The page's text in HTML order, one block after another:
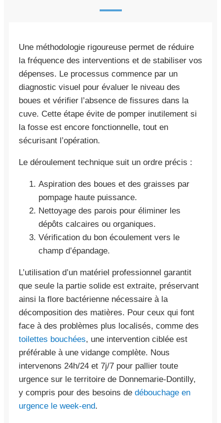
Une méthodologie rigoureuse permet de réduire
la fréquence des interventions et de stabiliser vos
dépenses. Le processus commence par un
diagnostic visuel pour évaluer le niveau des
boues et vérifier l’absence de fissures dans la
cuve. Cette étape évite de pomper inutilement si
la fosse est encore fonctionnelle, tout en
sécurisant l’opération.
Le déroulement technique suit un ordre précis :
Aspiration des boues et des graisses par
pompage haute puissance.
Nettoyage des parois pour éliminer les
dépôts calcaires ou organiques.
Vérification du bon écoulement vers le
champ d’épandage.
L’utilisation d’un matériel professionnel garantit
que seule la partie solide est extraite, préservant
ainsi la flore bactérienne nécessaire à la
décomposition des matières. Pour ceux qui font
face à des problèmes plus localisés, comme des
toilettes bouchées, une intervention ciblée est
préférable à une vidange complète. Nous
intervenons 24h/24 et 7j/7 pour pallier toute
urgence sur le territoire de Donnemarie-Dontilly,
y compris pour des besoins de débouchage en
urgence le week-end.